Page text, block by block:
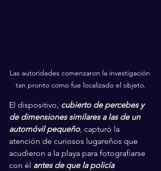
Las autoridades comenzaron la investigación
tan pronto como fue localizado el objeto.
El dispositivo, cubierto de percebes y
de dimensiones similares a las de un
automóvil pequeño, capturó la
atención de curiosos lugareños que
acudieron a la playa para fotografiarse
con él antes de que la policía